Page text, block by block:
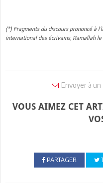
(*) Fragments du discours prononcé à
international des écrivains, Ramallah le
Envoyer à un
VOUS AIMEZ CET
PARTAGER